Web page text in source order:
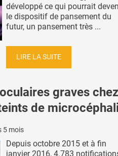
développé ce qui pourrait
le dispositif de pansement du
futur, un pansement très ...
LIRE LA SUITE
graves chez
de
5 mois
Depuis octobre 2015 et à fin
janvier 2016, 4.783